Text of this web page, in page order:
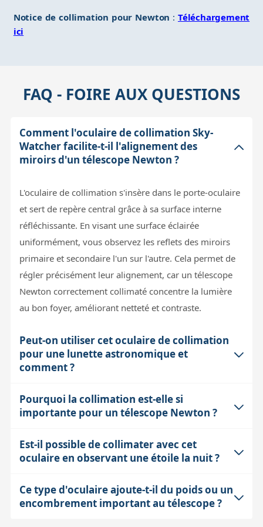
Notice de collimation pour Newton : Téléchargement
ici
FAQ - FOIRE AUX QUESTIONS
Comment l'oculaire de collimation Sky-
Watcher facilite-t-il l'alignement des
miroirs d'un télescope Newton ?
L'oculaire de collimation s'insère dans le porte-oculaire
et sert de repère central grâce à sa surface interne
réfléchissante. En visant une surface éclairée
uniformément, vous observez les reflets des miroirs
primaire et secondaire l'un sur l'autre. Cela permet de
régler précisément leur alignement, car un télescope
Newton correctement collimaté concentre la lumière
au bon foyer, améliorant netteté et contraste.
Peut-on utiliser cet oculaire de collimation
pour une lunette astronomique et
comment ?
Oui, l'oculaire de collimation peut aussi être utilisé
pour une lunette. Il faut d'abord poser un cache
parasites, puis insérer l'oculaire dans le porte-oculaire.
de l'oculaire, ce qui permet de voir les disques de
collimation sur l'objectif. En ajustant les vis de
Pourquoi la collimation est-elle si
importante pour un télescope Newton ?
La collimation assure que les miroirs primaire et
secondaire sont parfaitement alignés sur l'axe optique.
correctement au foyer, ce qui dégrade la qualité de
l'image : étoiles floues, perte de contraste et détails.
Est-il possible de collimater avec cet
oculaire en observant une étoile la nuit ?
Techniquement oui, mais ce n'est pas la méthode la
plus simple avec cet oculaire. La collimation sur étoile
Ce type d'oculaire ajoute-t-il du poids ou un
encombrement important au télescope ?